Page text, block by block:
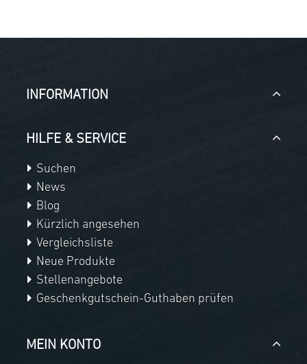
INFORMATION
HILFE & SERVICE
Suchen
News
Blog
Kürzlich angesehen
Vergleichsliste
Neue Produkte
Stellenangebote
Geschenkgutschein-Guthaben prüfen
MEIN KONTO